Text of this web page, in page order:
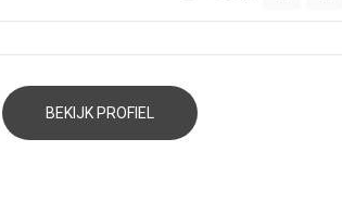
BEKIJK PROFIEL